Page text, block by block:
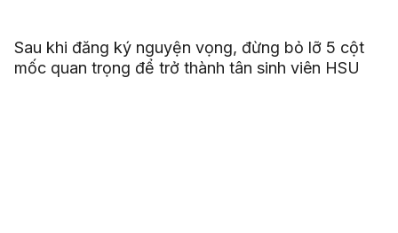
Sau khi đăng ký nguyện vọng, đừng bỏ lỡ 5 cột
mốc quan trọng để trở thành tân sinh viên HSU